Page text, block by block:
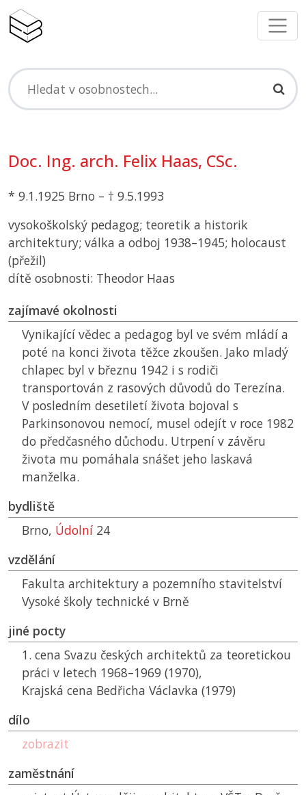
Doc. Ing. arch. Felix Haas, CSc.
* 9.1.1925 Brno – † 9.5.1993
vysokoškolský pedagog; teoretik a historik
architektury; válka a odboj 1938–1945; holocaust
(přežil)
dítě osobnosti: Theodor Haas
zajímavé okolnosti
Vynikající vědec a pedagog byl ve svém mládí a
poté na konci života těžce zkoušen. Jako mladý
chlapec byl v březnu 1942 i s rodiči
transportován z rasových důvodů do Terezína.
V posledním desetiletí života bojoval s
Parkinsonovou nemocí, musel odejít v roce 1982
do předčasného důchodu. Utrpení v závěru
života mu pomáhala snášet jeho laskavá
manželka.
bydliště
Brno, Údolní 24
vzdělání
Fakulta architektury a pozemního stavitelství
Vysoké školy technické v Brně
jiné pocty
1. cena Svazu českých architektů za teoretickou
práci v letech 1968–1969 (1970),
Krajská cena Bedřicha Václavka (1979)
dílo
zobrazit
zaměstnání